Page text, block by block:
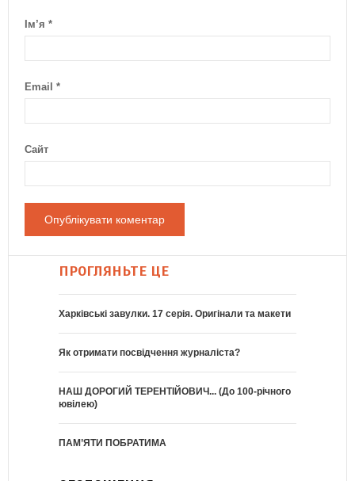
Ім’я *
Email *
Сайт
ПРОГЛЯНЬТЕ ЦЕ
Харківські завулки. 17 серія. Оригінали та макети
Як отримати посвідчення журналіста?
НАШ ДОРОГИЙ ТЕРЕНТІЙОВИЧ... (До 100-річного
ювілею)
ПАМ’ЯТИ ПОБРАТИМА